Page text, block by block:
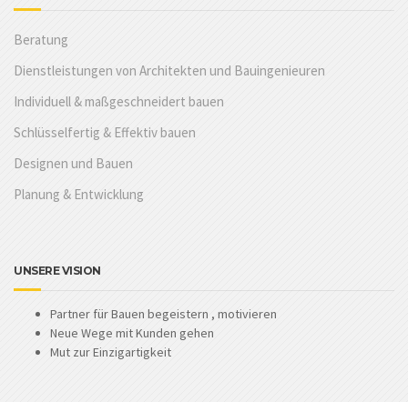
Beratung
Dienstleistungen von Architekten und Bauingenieuren
Individuell & maßgeschneidert bauen
Schlüsselfertig & Effektiv bauen
Designen und Bauen
Planung & Entwicklung
UNSERE VISION
Partner für Bauen begeistern , motivieren
Neue Wege mit Kunden gehen
Mut zur Einzigartigkeit